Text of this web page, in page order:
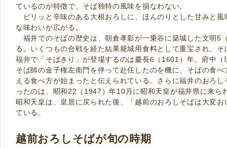
ているのが特徴で、そば独特の風味を損なわない。
ピリッと辛味のある大根おろしに、ほんのりとした甘みと
な味わいが広がる。
福井でのそばの歴史は、朝倉孝影が一乗谷に築城した文明5
る。いくつもの合戦を経た結果籠城用食料として重宝され、
福井で「そばきり」が登場するのは慶長6（1601）年。府中
そば師の金子権左衛門を伴って赴任したのを機に、そばの食
える食べ方が始まったと伝えられている。さらに福井のおろ
ったのは、昭和22（1947）年10月に昭和天皇が福井県に来ら
昭和天皇は、皇居に戻られた後、「越前のおろしそばは大変
ている。
越前おろしそばが旬の時期